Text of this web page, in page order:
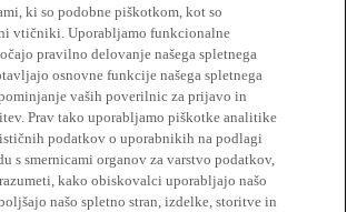
ki so podobne piškotkom, kot so
vtičniki. Uporabljamo funkcionalne
pravilno delovanje našega spletnega
osnovne funkcije našega spletnega
vaših poverilnic za prijavo in
Prav tako uporabljamo piškotke analitike
podatkov o uporabnikih na podlagi
s smernicami organov za varstvo podatkov,
kako obiskovalci uporabljajo našo
našo spletno stran, izdelke, storitve in